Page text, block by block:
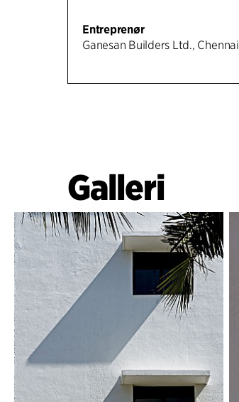
Entreprenør
Ganesan Builders Ltd., Chennai
Galleri